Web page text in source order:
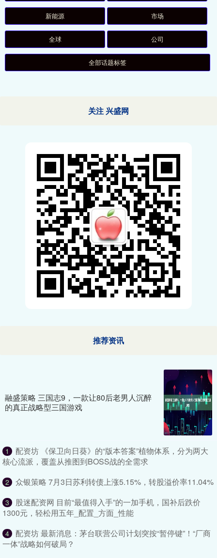
新能源 市场
全球 公司
全部话题标签
关注 兴盛网
推荐资讯
融盛策略 三国志9，一款让80后老男人沉醉
的真正战略型三国游戏
1
配资坊 《保卫向日葵》的“版本答案”植物体系，分为两大
核心流派，覆盖从推图到BOSS战的全需求
2 众银策略 7月3日苏利转债上涨5.15%，转股溢价率11.04%
3
股迷配资网 目前“最值得入手”的一加手机，国补后跌价
1300元，轻松用五年_配置_方面_性能
4
配资坊 最新消息：茅台联营公司计划突按“暂停键”！“厂商
一体”战略如何破局？